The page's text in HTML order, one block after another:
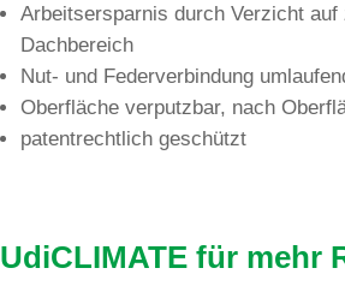
Arbeits­er­sparnis durch Ver­zicht
Dachbereich
Nut- und Feder­ver­bin­dung
Ober­fläche ver­putzbar, nach
patent­recht­lich geschützt
UdiCLI­MATE für mehr